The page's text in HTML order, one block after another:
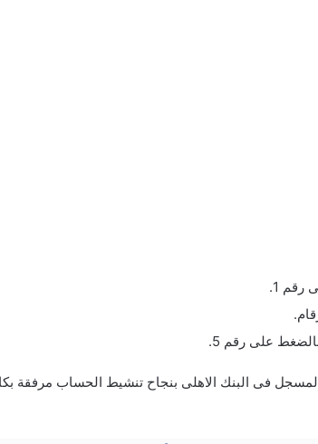
1.
فى البنك الاهلى بنجاح تنشيط الحساب مرفقة